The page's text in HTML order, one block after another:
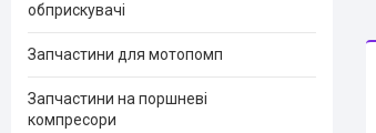
обприскувачі
Запчастини для мотопомп
Запчастини на поршневі
компресори